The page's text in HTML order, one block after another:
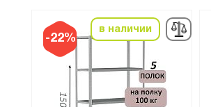
-22%
в наличии